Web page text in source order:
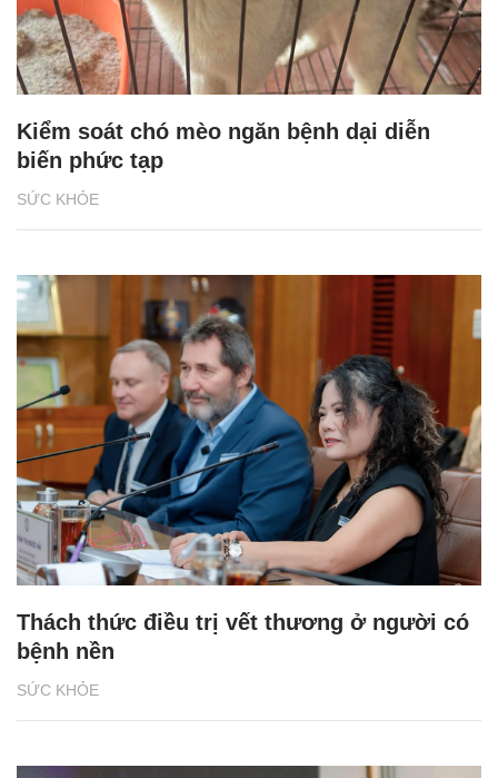
SỨC KHỎE
Kiểm soát chó mèo ngăn bệnh dại diễn
biến phức tạp
SỨC KHỎE
Thách thức điều trị vết thương ở người có
bệnh nền